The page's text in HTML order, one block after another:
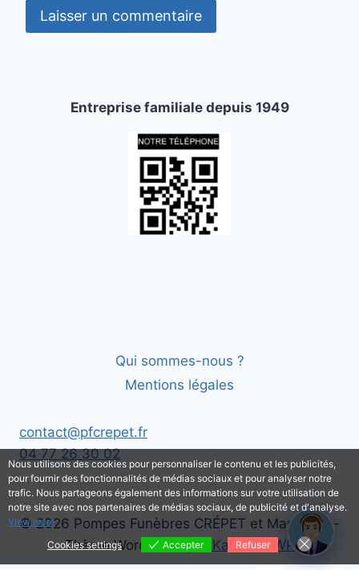
Entreprise familiale depuis 1949
Qui sommes-nous ?
Mentions légales
contact@pfcrepet.fr
04 77 26 30 02
© 2026 Pompes Funèbres CRÉPET et Marbrerie -
Thème WordPress par Kadence WP
Nous utilisons des cookies pour personnaliser le contenu et les publicités,
pour fournir des fonctionnalités de médias sociaux et pour analyser notre
trafic. Nous partageons également des informations sur votre utilisation de
notre site avec nos partenaires de médias sociaux, de publicité et d'analyse.
View more
Cookies settings
Accepter Refuser